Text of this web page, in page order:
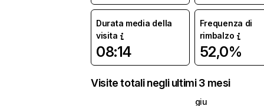
Durata media della
visita
08:14
Frequenza di
rimbalzo
52,0%
Visite totali negli ultimi 3 mesi
giu